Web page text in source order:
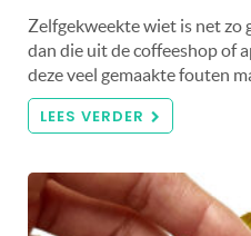
Zelfgekweekte wiet is net zo
dan die uit de coffeeshop of
deze veel gemaakte fouten
LEES VERDER